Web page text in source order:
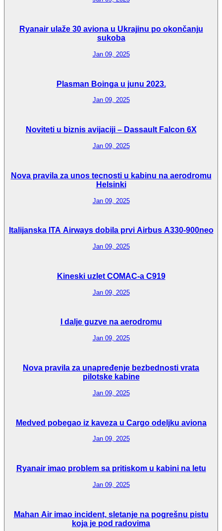
Ryanair ulaže 30 aviona u Ukrajinu po okončanju
sukoba
Jan 09, 2025
Plasman Boinga u junu 2023.
Jan 09, 2025
Noviteti u biznis avijaciji – Dassault Falcon 6X
Jan 09, 2025
Nova pravila za unos tecnosti u kabinu na aerodromu
Helsinki
Jan 09, 2025
Italijanska ITA Airways dobila prvi Airbus A330-900neo
Jan 09, 2025
Kineski uzlet COMAC-a C919
Jan 09, 2025
I dalje guzve na aerodromu
Jan 09, 2025
Nova pravila za unapređenje bezbednosti vrata
pilotske kabine
Jan 09, 2025
Medved pobegao iz kaveza u Cargo odeljku aviona
Jan 09, 2025
Ryanair imao problem sa pritiskom u kabini na letu
Jan 09, 2025
Mahan Air imao incident, sletanje na pogrešnu pistu
koja je pod radovima